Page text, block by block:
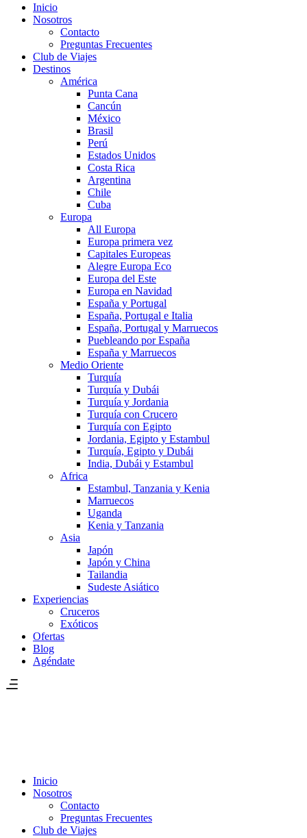
Inicio
Nosotros
Contacto
Preguntas Frecuentes
Club de Viajes
Destinos
América
Punta Cana
Cancún
México
Brasil
Perú
Estados Unidos
Costa Rica
Argentina
Chile
Cuba
Europa
All Europa
Europa primera vez
Capitales Europeas
Alegre Europa Eco
Europa del Este
Europa en Navidad
España y Portugal
España, Portugal e Italia
España, Portugal y Marruecos
Puebleando por España
España y Marruecos
Medio Oriente
Turquía
Turquía y Dubái
Turquía y Jordania
Turquía con Crucero
Turquía con Egipto
Jordania, Egipto y Estambul
Turquía, Egipto y Dubái
India, Dubái y Estambul
Africa
Estambul, Tanzania y Kenia
Marruecos
Uganda
Kenia y Tanzania
Asia
Japón
Japón y China
Tailandia
Sudeste Asiático
Experiencias
Cruceros
Exóticos
Ofertas
Blog
Agéndate
Inicio
Nosotros
Contacto
Preguntas Frecuentes
Club de Viajes